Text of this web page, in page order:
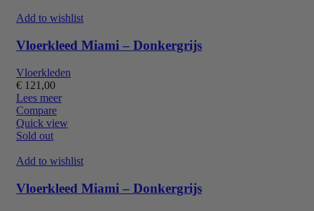
Add to wishlist
Vloerkleed Miami – Donkergrijs
Vloerkleden
€ 121,00
Lees meer
Compare
Quick view
Sold out
Add to wishlist
Vloerkleed Miami – Donkergrijs